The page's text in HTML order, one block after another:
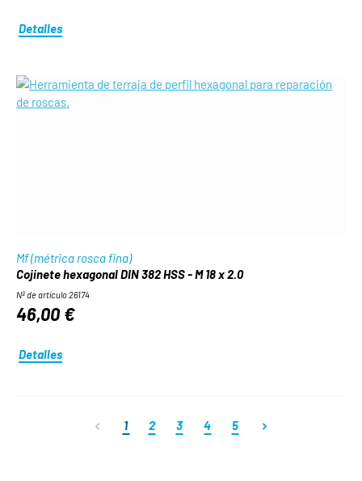
Detalles
Mf (métrica rosca fina)
Cojinete hexagonal DIN 382 HSS - M 18 x 2.0
Nº de artículo 26174
46,00 €
Detalles
Página
1 Página
2 Página
3 Página
4 Página
5